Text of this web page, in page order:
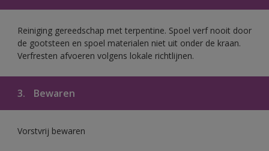
Reiniging gereedschap met terpentine. Spoel verf nooit door
de gootsteen en spoel materialen niet uit onder de kraan.
Verfresten afvoeren volgens lokale richtlijnen.
3. Bewaren
Vorstvrij bewaren